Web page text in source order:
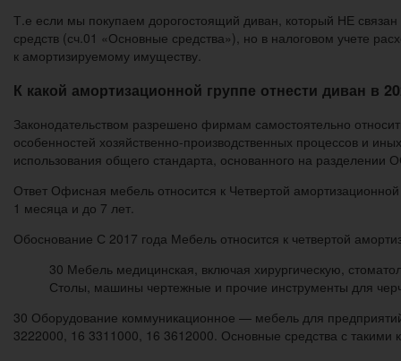
Т.е если мы покупаем дорогостоящий диван, который НЕ связан
средств (сч.01 «Основные средства»), но в налоговом учете
к амортизируемому имуществу.
К какой амортизационной группе отнести диван в
Законодательством разрешено фирмам самостоятельно
особенностей хозяйственно-производственных процессов и
использования общего стандарта, основанного на
Ответ Офисная мебель относится к Четвертой
1 месяца и до 7 лет.
Обоснование С 2017 года Мебель относится к четвертой
30 Мебель медицинская, включая хирургическую,
Столы, машины чертежные и прочие инструменты для
30 Оборудование коммуникационное — мебель для
3222000, 16 3311000, 16 3612000. Основные средства с